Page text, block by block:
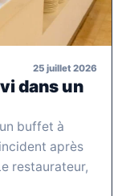
25 juillet 2026
dans un
buffet à
après
restaurateur,